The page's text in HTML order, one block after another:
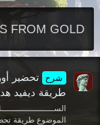
FROM GOLD
شرح
تحضير
طريقة ديفيد
الموضوع طريقة